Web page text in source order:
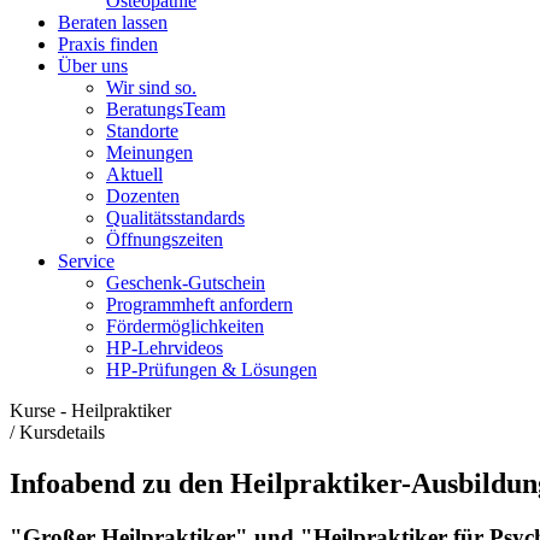
Beraten lassen
Praxis finden
Über uns
Wir sind so.
BeratungsTeam
Standorte
Meinungen
Aktuell
Dozenten
Qualitätsstandards
Öffnungszeiten
Service
Geschenk-Gutschein
Programmheft anfordern
Fördermöglichkeiten
HP-Lehrvideos
HP-Prüfungen & Lösungen
Kurse - Heilpraktiker
/Kursdetails
Infoabend zu den Heilpraktiker-